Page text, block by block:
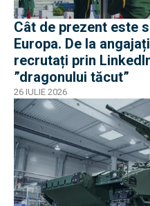
Cât de prezent este
Europa. De la
recrutați prin
”dragonului tăcut”
26 IULIE 2026